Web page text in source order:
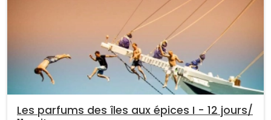
Les parfums des îles aux épices I - 12 jours/